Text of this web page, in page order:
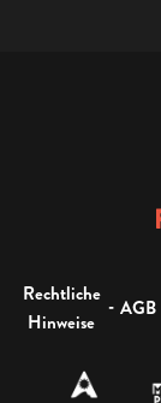
Rechtliche
Hinweise
- AGB